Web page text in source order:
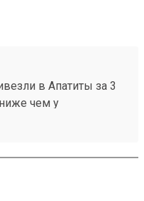
в Апатиты за 3
чем у